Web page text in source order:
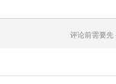
评论前需要先